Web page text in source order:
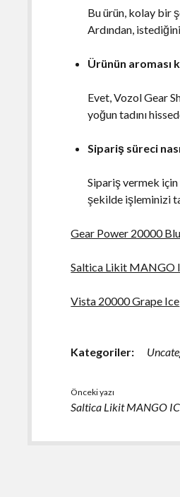
Bu ürün, kolay bir
Ardından,
Ürünün aroması
Evet, Vozol Gear
yoğun tadını
Sipariş süreci
Sipariş vermek
şekilde işleminizi
Gear Power 20000
Saltica Likit MANGO
Vista 20000 Grape Ice
Kategoriler:
Önceki yazı
Saltica Likit MANGO